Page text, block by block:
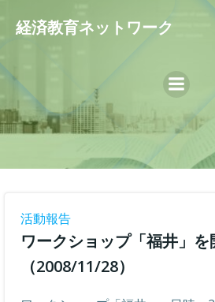
ツ
経済教育ネットワーク
活動報告
ワークショップ「福井」
（2008/11/28）